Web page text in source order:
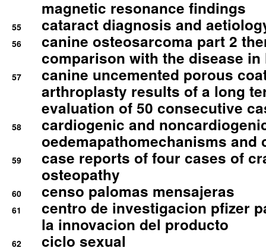
magnetic resonance findings
55 cataract diagnosis and
56
canine osteosarcoma part 2
comparison with the disease in
57
canine uncemented porous
arthroplasty results of a long
evaluation of 50 consecutive
58
cardiogenic and
oedemapathomechanisms and
59
case reports of four cases of
osteopathy
60 censo palomas mensajeras
61
centro de investigacion pfizer
la innovacion del producto
62 ciclo sexual